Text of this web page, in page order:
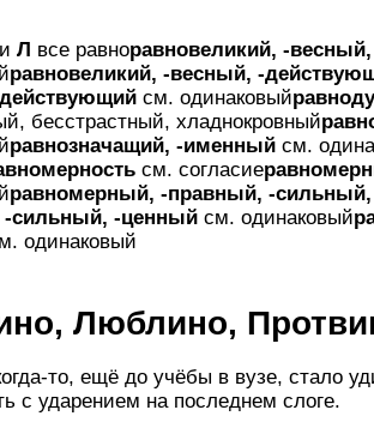
Л все равноравновеликий, -
равновеликий, -весный, -
см. одинаковый
бесстрастный, хладнокровный
равнозначащий, -именный см.
см. согласие
равномерный, -правный, -
сильный, -ценный см. одинаковый
одинаковый
Люблино,
то, ещё до учёбы в вузе, стало
с ударением на последнем слоге.